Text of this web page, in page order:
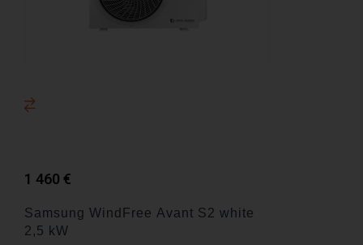
Samsung WindFree Avant S2 white
2,5 kW
1 460 €